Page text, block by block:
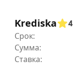
Krediska
4
Срок:
Сумма:
Ставка: